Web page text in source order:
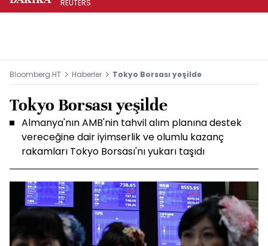
REUTERS
Bloomberg HT Haberler Tokyo Borsası yeşilde
Tokyo Borsası yeşilde
Almanya'nın AMB'nin tahvil alım planına destek
vereceğine dair iyimserlik ve olumlu kazanç
rakamları Tokyo Borsası'nı yukarı taşıdı